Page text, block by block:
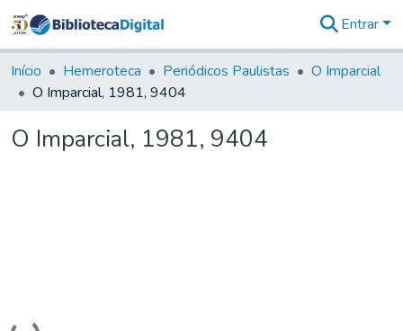
&
Coleções
Tudo na
Digital
Entrar
Início Hemeroteca Periódicos Paulistas
O Imparcial
O Imparcial, 1981, 9404
O Imparcial, 1981, 9404
Carregando...